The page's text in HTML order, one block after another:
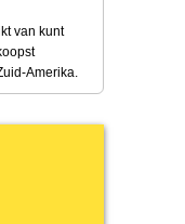
van kunt
Amerika.